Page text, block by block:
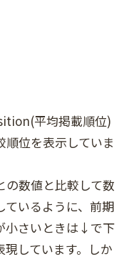
平均掲載順位)
位を表示していま
の数値と比較して数
いるように、前期
小さいときは↓で下
しています。しか